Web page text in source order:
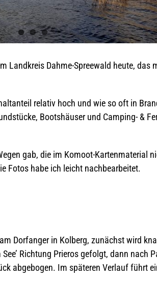
Land­kreis Dahme-Spree­wald heute, das
rela­tiv hoch und wie so oft in
Boots­häu­ser und Cam­ping- &
gab, die im Komoot-Kar­ten­ma­te­rial
Fotos habe ich leicht nachbearbeitet.
Dorf­an­ger in Kol­berg, zunächst wird
Rich­tung Prie­ros gefolgt, dann nach
abge­bo­gen. Im spä­te­ren Ver­lauf führt